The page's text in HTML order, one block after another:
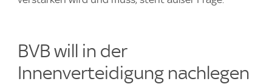
BVB will in der
Innenverteidigung nachlegen